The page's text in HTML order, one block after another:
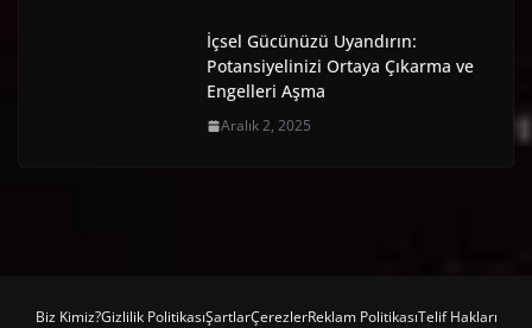
İçsel Gücünüzü Uyandırın:
Potansiyelinizi Ortaya Çıkarma ve
Engelleri Aşma
Aralık 2, 2025
Biz Kimiz?Gizlilik PolitikasıŞartlarÇerezlerReklam PolitikasıTelif Hakları